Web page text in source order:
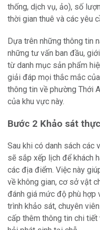
thống, dịch vụ, ảo), số
thời gian thuê và các yêu
Dựa trên những thông tin
những tư vấn ban đầu,
từ danh mục sản phẩm
giải đáp mọi thắc mắc
thông tin về phường Thới
của khu vực này.
Bước 2 Khảo sát
Sau khi có danh sách các
sẽ sắp xếp lịch để khách
các địa điểm. Việc này
về không gian, cơ sở vật
đánh giá mức độ phù hợp
trình khảo sát, chuyên
cấp thêm thông tin chi